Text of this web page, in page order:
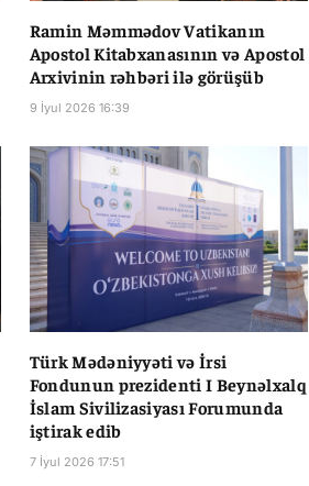
Ramin Məmmədov Vatikanın
Apostol Kitabxanasının və Apostol
Arxivinin rəhbəri ilə görüşüb
9 İyul 2026 16:39
Türk Mədəniyyəti və İrsi
Fondunun prezidenti I Beynəlxalq
İslam Sivilizasiyası Forumunda
iştirak edib
7 İyul 2026 17:51